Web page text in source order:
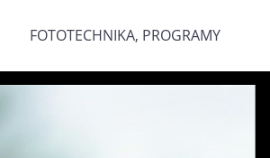
FOTOTECHNIKA, PROGRAMY